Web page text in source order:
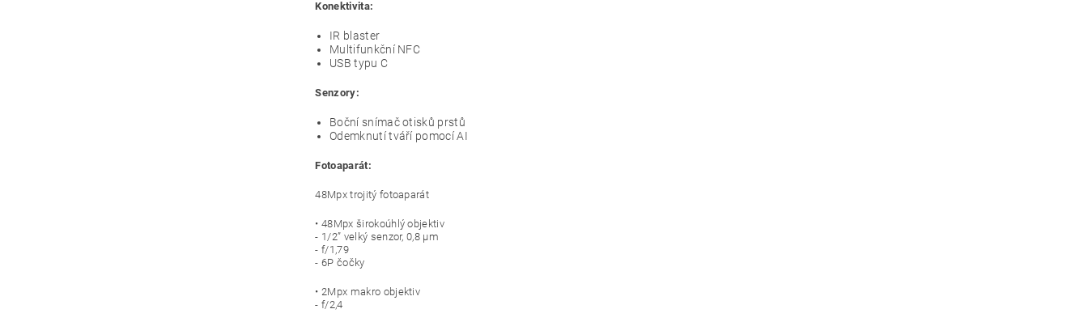
Konektivita:
IR blaster
Multifunkční NFC
USB typu C
Senzory:
Boční snímač otisků prstů
Odemknutí tváří pomocí AI
Fotoaparát:
48Mpx trojitý fotoaparát
• 48Mpx širokoúhlý objektiv
- 1/2” velký senzor, 0,8 µm
- f/1,79
- 6P čočky
• 2Mpx makro objektiv
- f/2,4